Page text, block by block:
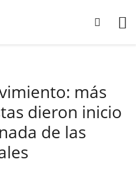
más
dieron inicio
de las